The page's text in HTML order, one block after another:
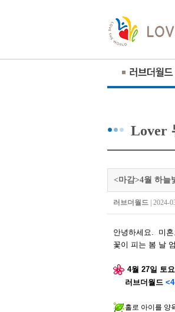
Lover
<마감>4월 하늘
러브더월드 | 2024-
안녕하세요. 미
꽃이 피는 봄 날
4월 27일 토
러브더월드 <4
홀로 아이를 양